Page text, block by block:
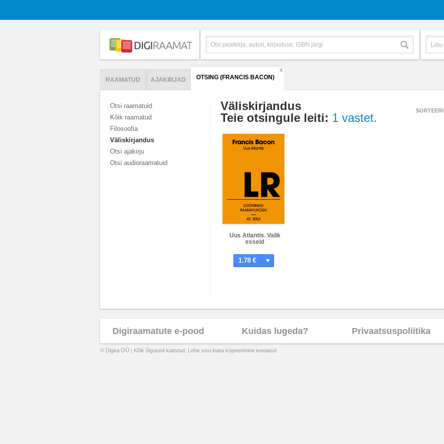
RAAMATUD AJAKIRJAD OTSING (FRANCIS BACON)
X
Otsi raamatuid
Kõik raamatud
Filosoofia
Väliskirjandus
Otsi ajakirju
Otsi audioraamatuid
Väliskirjandus
Teie otsingule leiti: 1 vastet.
Uus Atlantis. Valik
esseid
1.78 €
Digiraamatute e-pood Kuidas lugeda? Privaatsuspoliitika
© Digira OÜ | Kõik õigused kaitstud. Lehe sisu loata kopeerimine keelatud.